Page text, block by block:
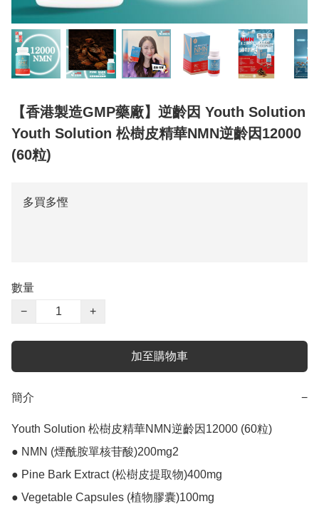
【香港製造GMP藥廠】逆齡因 Youth Solution
Youth Solution 松樹皮精華NMN逆齡因12000
(60粒)
多買多慳
數量
−
+
加至購物車
簡介 −
Youth Solution 松樹皮精華NMN逆齡因12000 (60粒)
● NMN (煙酰胺單核苷酸)200mg2
● Pine Bark Extract (松樹皮提取物)400mg
● Vegetable Capsules (植物膠囊)100mg